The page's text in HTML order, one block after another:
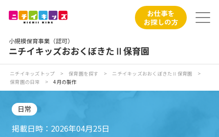
小規模保育事業（認可）
ニチイキッズおおくぼきたⅡ保育園
お仕事を
お探しの方
ニチイが大切にしていること
お食事
ニチイキッズトップ > 保育園を探す > ニチイキッズおおくぼきたⅡ保育園
>
保育園の日常
> 4月の製作
日常
掲載日時：2026年04月25日